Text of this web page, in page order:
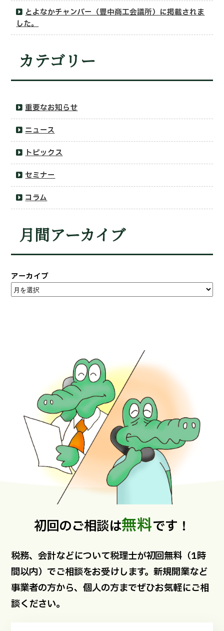
とよなかチャンバー（豊中商工会議所）に掲載されま
した。
カテゴリー
重要なお知らせ
ニュース
トピックス
セミナー
コラム
月間アーカイブ
アーカイブ
初回のご相談は無料です！
税務、会計などについて税理士が初回無料（1時
間以内）でご相談をお受けします。新規開業など
事業者の方から、個人の方までぜひお気軽にご相
談ください。